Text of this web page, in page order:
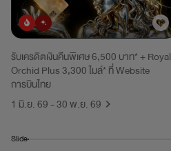
ยอดนิยมมาใหม่
รับเครดิตเงินคืนพิเศษ 6,500 บาท* + Royal
Orchid Plus 3,300 ไมล์* ที่ Website
การบินไทย
1 มิ.ย. 69 - 30 พ.ย. 69
Slide